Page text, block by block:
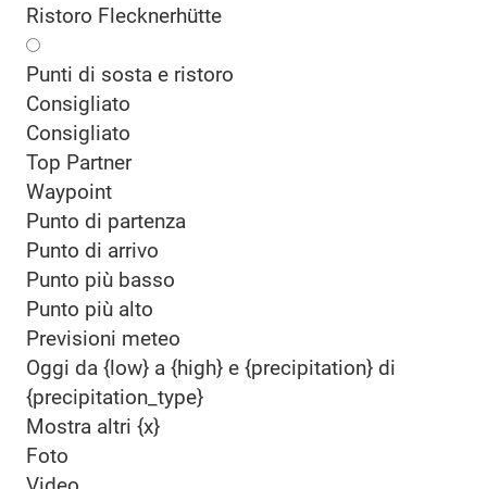
Ristoro Flecknerhütte
Punti di sosta e ristoro
Consigliato
Consigliato
Top Partner
Waypoint
Punto di partenza
Punto di arrivo
Punto più basso
Punto più alto
Previsioni meteo
Oggi da {low} a {high} e {precipitation} di
{precipitation_type}
Mostra altri {x}
Foto